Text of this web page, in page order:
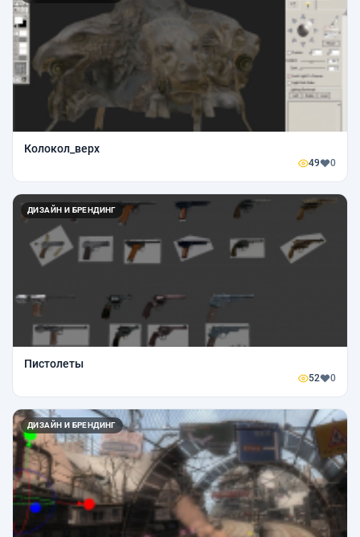
Колокол_верх
49 0
ДИЗАЙН И БРЕНДИНГ
Пистолеты
52 0
ДИЗАЙН И БРЕНДИНГ